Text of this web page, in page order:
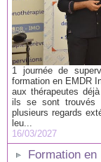
1 journée de
formation en EMDR
aux thérapeutes
ils se sont trouvés
plusieurs regards
leu...
16/03/2027
Formation